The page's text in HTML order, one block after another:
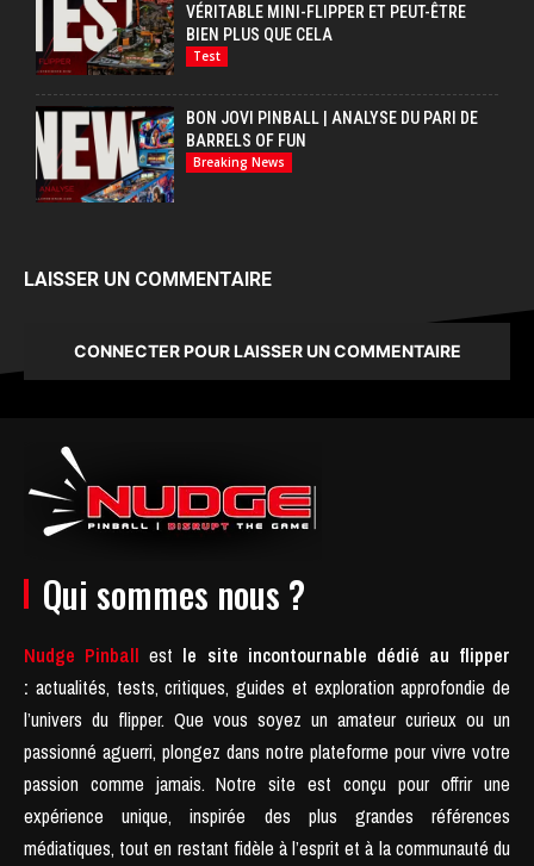
VÉRITABLE MINI-FLIPPER ET PEUT-ÊTRE
BIEN PLUS QUE CELA
Test
BON JOVI PINBALL | ANALYSE DU PARI DE
BARRELS OF FUN
Breaking News
LAISSER UN COMMENTAIRE
CONNECTER POUR LAISSER UN COMMENTAIRE
Qui sommes nous ?
Nudge Pinball est le site incontournable dédié au flipper
: actualités, tests, critiques, guides et exploration approfondie de
l’univers du flipper. Que vous soyez un amateur curieux ou un
passionné aguerri, plongez dans notre plateforme pour vivre votre
passion comme jamais. Notre site est conçu pour offrir une
expérience unique, inspirée des plus grandes références
médiatiques, tout en restant fidèle à l’esprit et à la communauté du